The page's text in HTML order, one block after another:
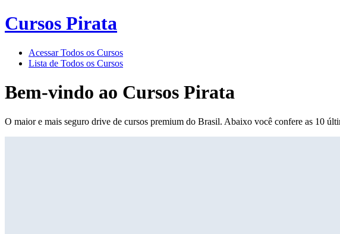
Cursos Pirata
Acessar Todos os Cursos
Lista de Todos os Cursos
Bem-vindo ao Cursos Pirata
O maior e mais seguro drive de cursos premium do Brasil. Abaixo você confere as 10